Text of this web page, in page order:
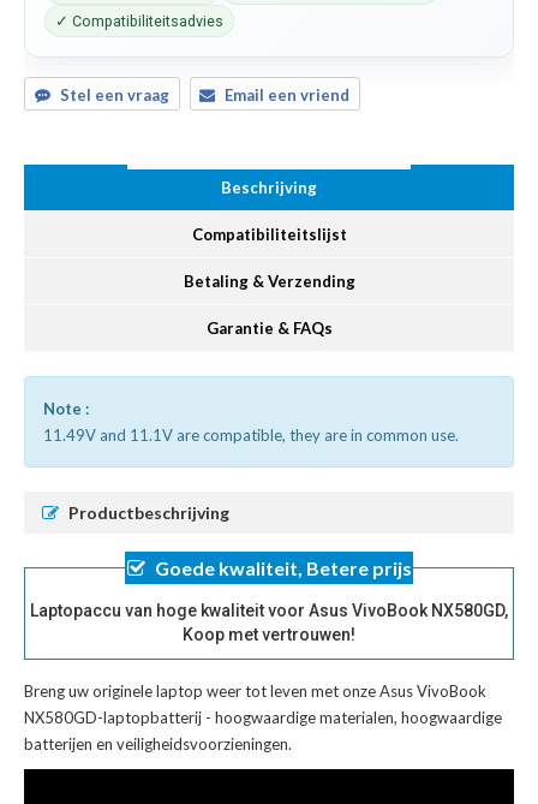
✓ Compatibiliteitsadvies
Stel een vraag Email een vriend
Beschrijving
Compatibiliteitslijst
Betaling & Verzending
Garantie & FAQs
Note :
11.49V and 11.1V are compatible, they are in common use.
Productbeschrijving
Goede kwaliteit, Betere prijs
Laptopaccu van hoge kwaliteit voor Asus VivoBook NX580GD,
Koop met vertrouwen!
Breng uw originele laptop weer tot leven met onzeAsus VivoBook
NX580GD-laptopbatterij - hoogwaardige materialen, hoogwaardige
batterijen en veiligheidsvoorzieningen.